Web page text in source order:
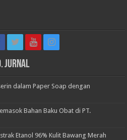
Jurnal
dalam Paper Soap dengan
Bahan Baku Obat di PT.
Etanol 96% Kulit Bawang Merah